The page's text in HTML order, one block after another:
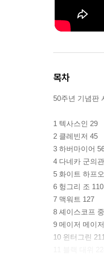
목차
50주년 기념판
1 텍사스인 29
2 클레빈저 45
3 하버마이어
4 다네카 군의
5 화이트 하프
6 헝그리 조 110
7 맥워트 127
8 셰이스코프
9 메이저 메이
10 윈터그린 211